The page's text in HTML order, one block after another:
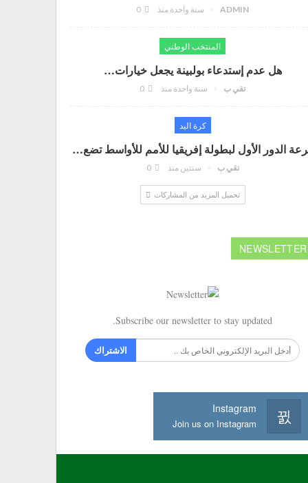
ADMIN سنة واحدة منذ
المنتخب الوطني
هل عدم إستدعاء بولبينة يجعل خيارات…
تقي ب سنة واحدة منذ
كرة اليد
الدور الأول لبطولة إفريقيا للأمم للأواسط تضع…
تقي ب سنتين منذ 0
تحميل المزيد من المشاركات
NEWSLETTER
Subscribe our newsletter to stay updated.
الاشتراك
Instagram
Join us on Instagram